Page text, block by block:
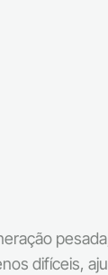
difíceis,